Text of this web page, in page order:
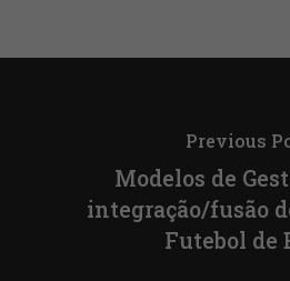
Previous
Modelos de
integração/fusão
Futebol de